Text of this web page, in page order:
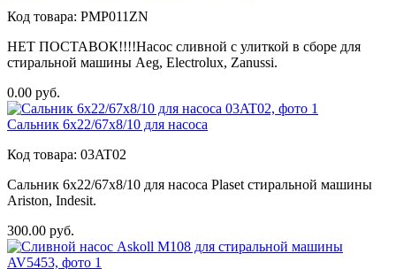
Код товара: PMP011ZN
НЕТ ПОСТАВОК!!!!Насос сливной с улиткой в сборе для
стиральной машины Aeg, Electrolux, Zanussi.
0.00 руб.
Сальник 6x22/67x8/10 для насоса
Код товара: 03AT02
Сальник 6x22/67x8/10 для насоса Plaset стиральной машины
Ariston, Indesit.
300.00 руб.